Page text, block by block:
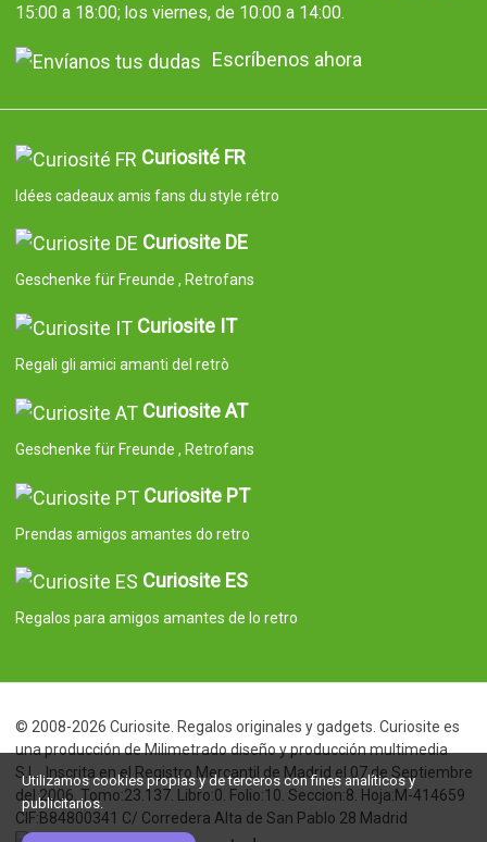
15:00 a 18:00; los viernes, de 10:00 a 14:00.
Escríbenos ahora
Curiosité FR
Idées cadeaux amis fans du style rétro
Curiosite DE
Geschenke für Freunde , Retrofans
Curiosite IT
Regali gli amici amanti del retrò
Curiosite AT
Geschenke für Freunde , Retrofans
Curiosite PT
Prendas amigos amantes do retro
Curiosite ES
Regalos para amigos amantes de lo retro
© 2008-2026 Curiosite. Regalos originales y gadgets. Curiosite es
una producción de Milimetrado diseño y producción multimedia
S.L.. Inscrita en el Registro Mercantil de Madrid el 07 de Septiembre
del 2006. Tomo:23.137. Libro:0. Folio:10. Seccion:8. Hoja:M-414659
CIF:B84800341 C/ Corredera Alta de San Pablo 28 Madrid
Utilizamos cookies propias y de terceros con fines analíticos y
publicitarios.